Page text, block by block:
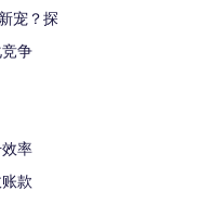
宠？探
争
率
款